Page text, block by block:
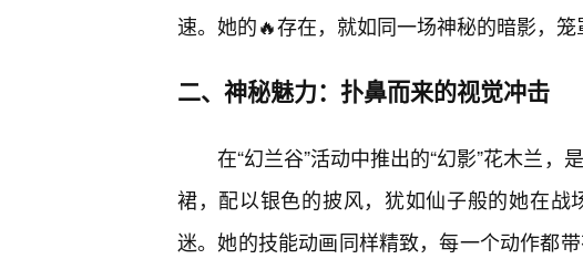
速。她的🔥存在，就如同一场神秘的暗影，笼
二、神秘魅力：扑鼻而来的视觉冲击
在“幻兰谷”活动中推出的“幻影”花木兰
裙，配以银色的披风，犹如仙子般的她在
迷。她的技能动画同样精致，每一个动作都